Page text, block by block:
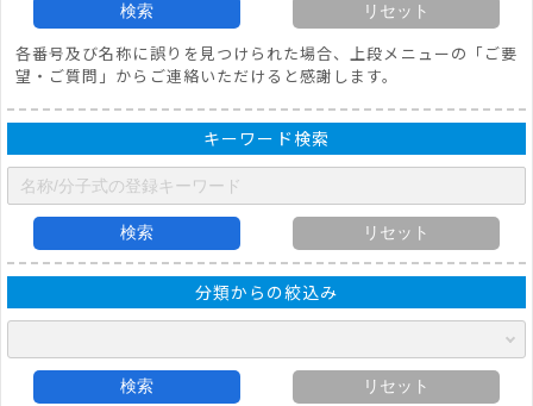
検索 リセット
各番号及び名称に誤りを見つけられた場合、上段メニューの「ご要
望・ご質問」からご連絡いただけると感謝します。
キーワード検索
検索 リセット
分類からの絞込み
検索 リセット